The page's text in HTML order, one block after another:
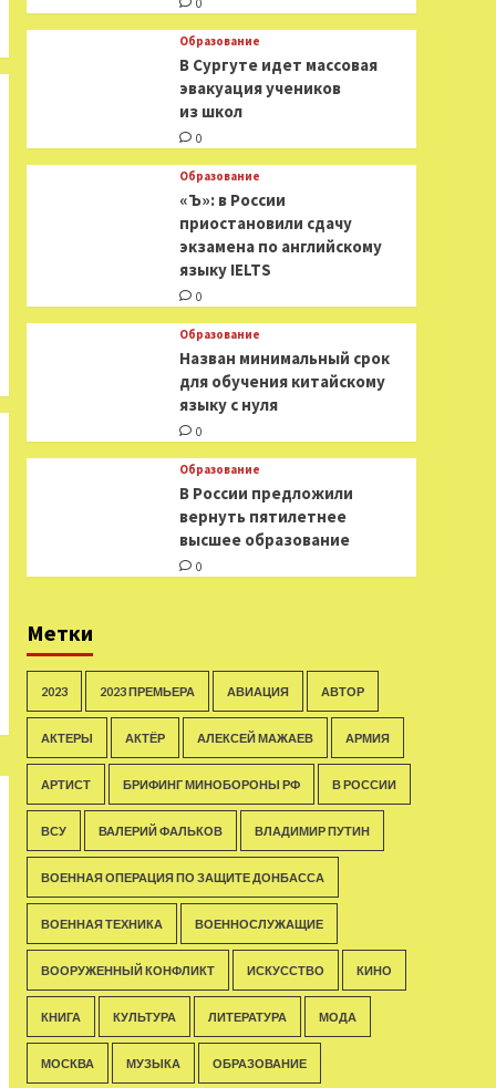
0
Образование
В Сургуте идет массовая
эвакуация учеников
из школ
0
Образование
«Ъ»: в России
приостановили сдачу
экзамена по английскому
языку IELTS
0
Образование
Назван минимальный срок
для обучения китайскому
языку с нуля
0
Образование
В России предложили
вернуть пятилетнее
высшее образование
0
Метки
2023 2023 ПРЕМЬЕРА АВИАЦИЯ АВТОР
АКТЕРЫ АКТЁР АЛЕКСЕЙ МАЖАЕВ АРМИЯ
АРТИСТ БРИФИНГ МИНОБОРОНЫ РФ В РОССИИ
ВСУ ВАЛЕРИЙ ФАЛЬКОВ ВЛАДИМИР ПУТИН
ВОЕННАЯ ОПЕРАЦИЯ ПО ЗАЩИТЕ ДОНБАССА
ВОЕННАЯ ТЕХНИКА ВОЕННОСЛУЖАЩИЕ
ВООРУЖЕННЫЙ КОНФЛИКТ ИСКУССТВО КИНО
КНИГА КУЛЬТУРА ЛИТЕРАТУРА МОДА
МОСКВА МУЗЫКА ОБРАЗОВАНИЕ